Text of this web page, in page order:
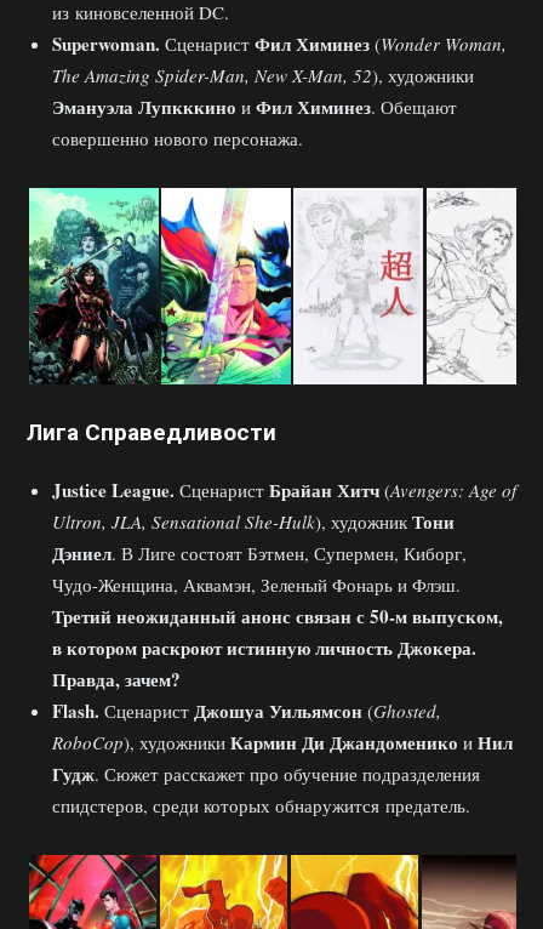
из киновселенной DC.
Superwoman. Сценарист Фил Химинез (Wonder Woman,
The Amazing Spider-Man, New X-Man, 52), художники
Эмануэла Лупкккино и Фил Химинез. Обещают
совершенно нового персонажа.
Лига Справедливости
Justice League. Сценарист Брайан Хитч (Avengers: Age of
Ultron, JLA, Sensational She-Hulk), художник Тони
Дэниел. В Лиге состоят Бэтмен, Супермен, Киборг,
Чудо-Женщина, Аквамэн, Зеленый Фонарь и Флэш.
Третий неожиданный анонс связан с 50-м выпуском,
в котором раскроют истинную личность Джокера.
Правда, зачем?
Flash. Сценарист Джошуа Уильямсон (Ghosted,
RoboCop), художники Кармин Ди Джандоменико и Нил
Гудж. Сюжет расскажет про обучение подразделения
спидстеров, среди которых обнаружится предатель.